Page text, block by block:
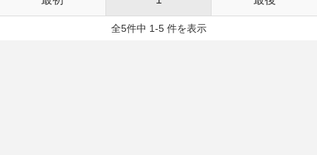
全5件中 1-5 件を表示